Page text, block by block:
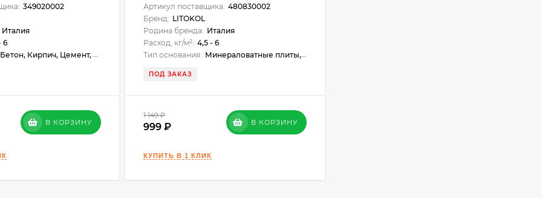
349020002
Италия
6
Бетон, Кирпич, Цемент, Штукатурка, СМЛ, Аквапанель
В КОРЗИНУ
Артикул поставщика: 480830002
Бренд: LITOKOL
Родина бренда: Италия
Расход, кг/м²: 4,5 - 6
Тип основания: Минераловатные плиты, пенополистирол, штукатурка, шпатлёвки, бетон, кирпич, СМЛ, аквапанель
ПОД ЗАКАЗ
1 149 ₽
999 В КОРЗИНУ